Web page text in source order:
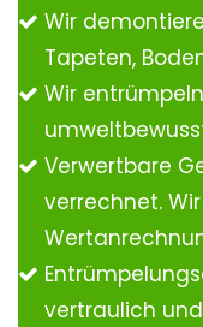
Wir
Tapeten,
Wir
Verwertbare
verrechnet.
vertraulich